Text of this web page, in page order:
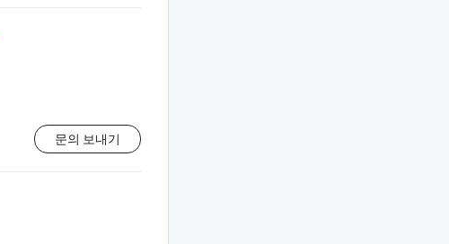
문의 보내기